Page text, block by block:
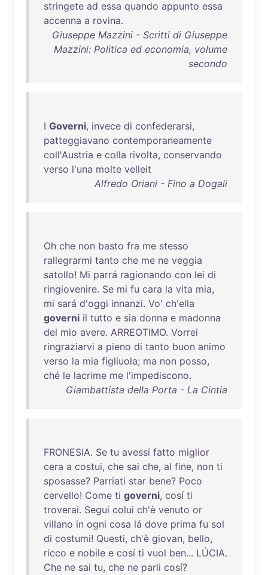
stringete ad essa quando appunto essa
accenna a rovina.
Giuseppe Mazzini - Scritti di Giuseppe
Mazzini: Politica ed economia, volume
secondo
I Governi, invece di confederarsi,
patteggiavano contemporaneamente
coll'Austria e colla rivolta, conservando
verso l'una molte velleit
Alfredo Oriani - Fino a Dogali
Oh che non basto fra me stesso
rallegrarmi tanto che me ne veggia
satollo! Mi parrá ragionando con lei di
ringiovenire. Se mi fu cara la vita mia,
mi sará d'oggi innanzi. Vo' ch'ella
governi il tutto e sia donna e madonna
del mio avere. ARREOTIMO. Vorrei
ringraziarvi a pieno di tanto buon animo
verso la mia figliuola; ma non posso,
ché le lacrime me l'impediscono.
Giambattista della Porta - La Cintia
FRONESIA. Se tu avessi fatto miglior
cera a costui, che sai che, al fine, non ti
sposasse? Parriati star bene? Poco
cervello! Come ti governi, cosí ti
troverai. Segui colui ch'è venuto or
villano in ogni cosa lá dove prima fu sol
di costumi! Questi, ch'è giovan, bello,
ricco e nobile e cosí ti vuol ben... LÚCIA.
Che ne sai tu, che ne parli cosí?